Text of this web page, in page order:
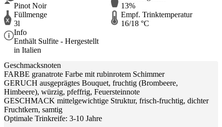
Pinot Noir
13%
Füllmenge
3l
Empf. Trinktemperatur
16/18 °C
Info
Enthält Sulfite - Hergestellt
in Italien
Geschmacksnoten
FARBE granatrote Farbe mit rubinrotem Schimmer
GERUCH ausgeprägtes Bouquet, fruchtig (Brombeere,
Himbeere), würzig, pfeffrig, Feuersteinnote
GESCHMACK mittelgewichtige Struktur, frisch-fruchtig, dichter
Fruchtkern, samtig
Optimale Trinkreife: 3-10 Jahre